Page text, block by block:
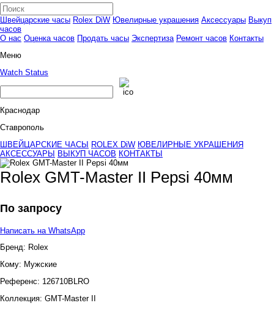
Швейцарские часы Rolex DiW Ювелирные украшения Аксессуары Выкуп
часов
О нас Оценка часов Продать часы Экспертиза Ремонт часов Контакты
Меню
Watch Status
Краснодар
Ставрополь
ШВЕЙЦАРСКИЕ ЧАСЫ
ROLEX DiW ЮВЕЛИРНЫЕ УКРАШЕНИЯ
АКСЕССУАРЫ
ВЫКУП ЧАСОВ КОНТАКТЫ
Rolex GMT-Master II Pepsi 40мм
По запросу
Написать на WhatsApp
Бренд: Rolex
Кому: Мужские
Референс: 126710BLRO
Коллекция: GMT-Master II